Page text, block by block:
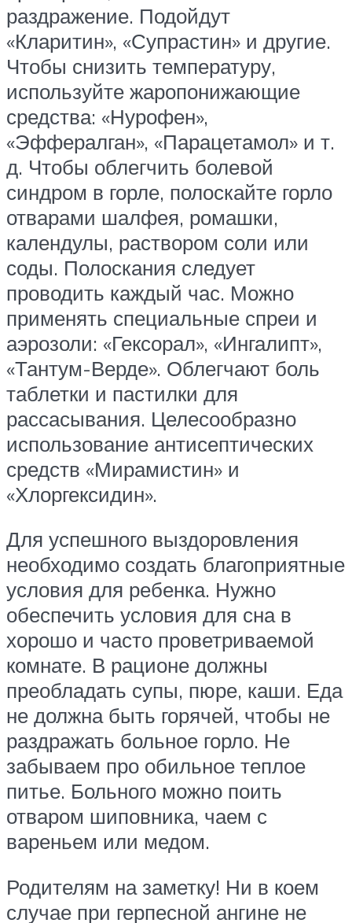
раздражение. Подойдут
«Кларитин», «Супрастин» и другие.
Чтобы снизить температуру,
используйте жаропонижающие
средства: «Нурофен»,
«Эффералган», «Парацетамол» и т.
д. Чтобы облегчить болевой
синдром в горле, полоскайте горло
отварами шалфея, ромашки,
календулы, раствором соли или
соды. Полоскания следует
проводить каждый час. Можно
применять специальные спреи и
аэрозоли: «Гексорал», «Ингалипт»,
«Тантум-Верде». Облегчают боль
таблетки и пастилки для
рассасывания. Целесообразно
использование антисептических
средств «Мирамистин» и
«Хлоргексидин».
Для успешного выздоровления
необходимо создать благоприятные
условия для ребенка. Нужно
обеспечить условия для сна в
хорошо и часто проветриваемой
комнате. В рационе должны
преобладать супы, пюре, каши. Еда
не должна быть горячей, чтобы не
раздражать больное горло. Не
забываем про обильное теплое
питье. Больного можно поить
отваром шиповника, чаем с
вареньем или медом.
Родителям на заметку! Ни в коем
случае при герпесной ангине не